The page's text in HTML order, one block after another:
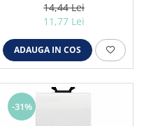
14,44 Lei
11,77 Lei
ADAUGA IN COS
-31%